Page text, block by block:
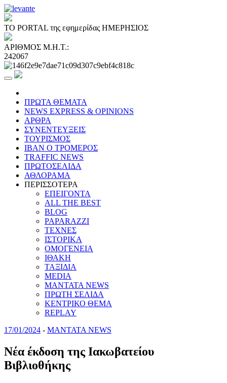
ΤΟ PORTAL της εφημερίδας ΗΜΕΡΗΣΙΟΣ
ΑΡΙΘΜΟΣ Μ.Η.Τ.:
242067
ΠΡΩΤΑ ΘΕΜΑΤΑ
NEWS EXPRESS & OPINIONS
ΑΡΘΡΑ
ΣΥΝΕΝΤΕΥΞΕΙΣ
ΤΟΥΡΙΣΜΟΣ
ΙΒΑΝ Ο ΤΡΟΜΕΡΟΣ
TRAFFIC NEWS
ΠΡΩΤΟΣΕΛΙΔΑ
ΑΘΛΟΡΑΜΑ
ΠΕΡΙΣΣΟΤΕΡΑ
ΕΠΕΙΓΟΝΤΑ
ALL THE BEST
BLOG
PAPARAZZI
ΤΕΧΝΕΣ
ΙΣΤΟΡΙΚΑ
ΟΜΟΓΕΝΕΙΑ
ΙΘΑΚΗ
ΤΑΞΙΔΙΑ
MEDIA
MANTATA NEWS
ΠΡΩΤΗ ΣΕΛΙΔΑ
ΚΕΝΤΡΙΚΟ ΘΕΜΑ
REPLAY
17/01/2024 - MANTATA NEWS
Νέα έκδοση της Ιακωβατείου
Βιβλιοθήκης